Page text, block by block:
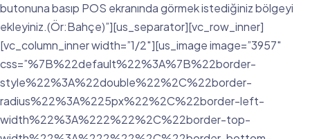
butonuna basıp POS ekranında görmek istediğiniz bölgeyi
ekleyiniz.(Ör:Bahçe)”][us_separator][vc_row_inner]
[vc_column_inner width=”1/2″][us_image image=”3957″
css=”%7B%22default%22%3A%7B%22border-
style%22%3A%22double%22%2C%22border-
radius%22%3A%225px%22%2C%22border-left-
width%22%3A%222%22%2C%22border-top-